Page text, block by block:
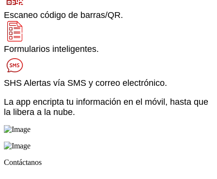
Escaneo código de barras/QR.
Formularios inteligentes.
SHS Alertas vía SMS y correo electrónico.
La app encripta tu información en el móvil, hasta que
la libera a la nube.
Contáctanos